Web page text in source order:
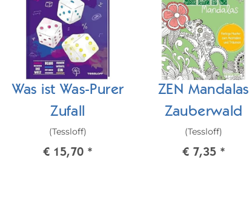
Was ist Was-Purer
Zufall
(Tessloff)
€ 15,70 *
ZEN Mandalas
Zauberwald
(Tessloff)
€ 7,35 *